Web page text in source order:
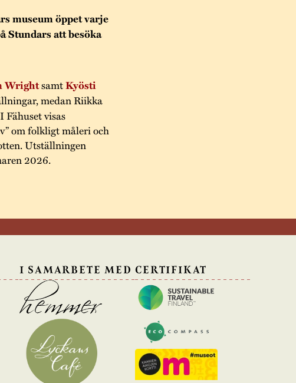
museum öppet varje
Stundars att besöka
WrightsamtKyösti
medan Riikka
visas
om folkligt måleri och
Utställningen
2026.
I SAMARBETE MED CERTIFIKAT